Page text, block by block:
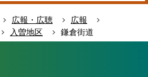
広報・広聴
広報
入曽地区
鎌倉街道